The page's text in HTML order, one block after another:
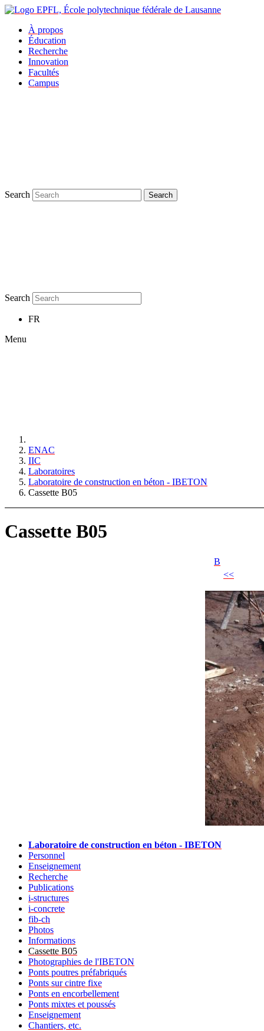
À propos
Éducation
Recherche
Innovation
Facultés
Campus
Search Search
Search
FR
Menu
ENAC
IIC
Laboratoires
Laboratoire de construction en béton - IBETON
Cassette B05
Cassette B05
B
<<
Laboratoire de construction en béton - IBETON
Personnel
Enseignement
Recherche
Publications
i-structures
i-concrete
fib-ch
Photos
Informations
Cassette B05
Photographies de l'IBETON
Ponts poutres préfabriqués
Ponts sur cintre fixe
Ponts en encorbellement
Ponts mixtes et poussés
Enseignement
Chantiers, etc.